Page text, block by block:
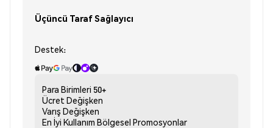
Üçüncü Taraf Sağlayıcı
Destek:
Para Birimleri 50+
Ücret Değişken
Varış Değişken
En İyi Kullanım Bölgesel Promosyonlar